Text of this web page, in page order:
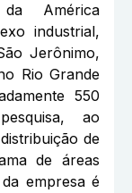
da América
industrial,
Jerônimo,
Rio Grande
550
ao
de
de áreas
empresa é